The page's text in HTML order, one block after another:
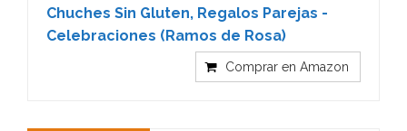
Chuches Sin Gluten, Regalos Parejas -
Celebraciones (Ramos de Rosa)
Comprar en Amazon